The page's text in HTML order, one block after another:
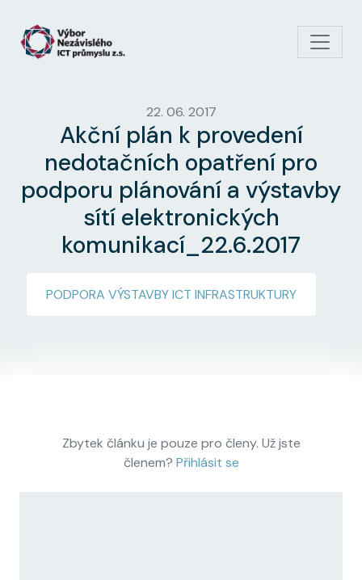
22. 06. 2017
Akční plán k provedení
nedotačních opatření pro
podporu plánování a výstavby
sítí elektronických
komunikací_22.6.2017
PODPORA VÝSTAVBY ICT INFRASTRUKTURY
Zbytek článku je pouze pro členy. Už jste
členem? Přihlásit se